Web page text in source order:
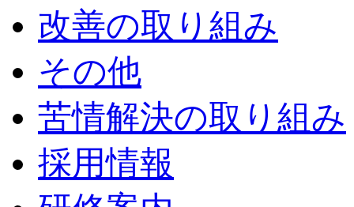
改善の取り組み
その他
苦情解決の取り組み
採用情報